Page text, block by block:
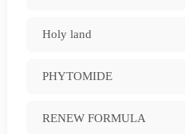
Holy land
PHYTOMIDE
RENEW FORMULA